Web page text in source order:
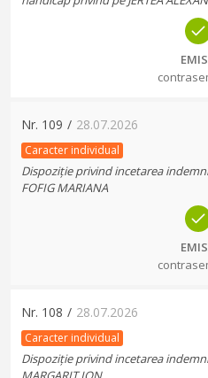
Nr. 109 / 28.07.2026
Caracter individual
Dispoziție privind incetarea
FOFIG MARIANA
Nr. 108 / 28.07.2026
Caracter individual
Dispoziție privind incetarea